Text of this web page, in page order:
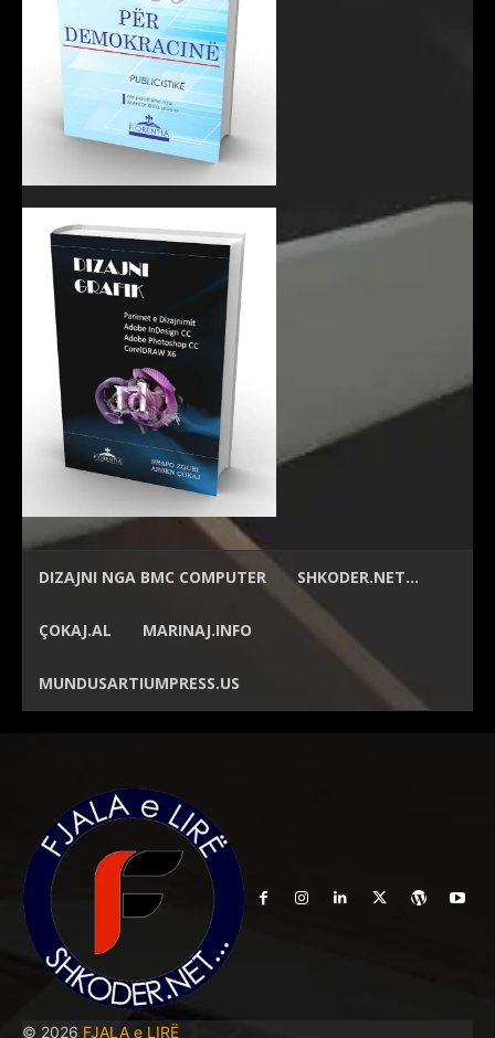
DIZAJNI NGA BMC COMPUTER SHKODER.NET…
ÇOKAJ.AL MARINAJ.INFO
MUNDUSARTIUMPRESS.US
© 2026 FJALA e LIRË